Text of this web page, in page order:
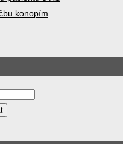
konopím